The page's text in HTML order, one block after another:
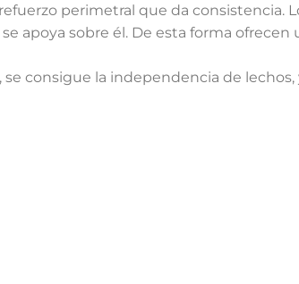
perimetral que da consistencia.
apoya sobre él. De esta forma ofrecen
consigue la independencia de lechos,